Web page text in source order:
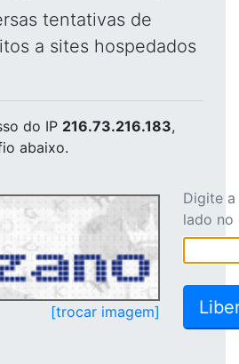
tentativas de
a sites hospedados
do IP 216.73.216.183,
abaixo.
[trocar imagem]
Digite
lado no